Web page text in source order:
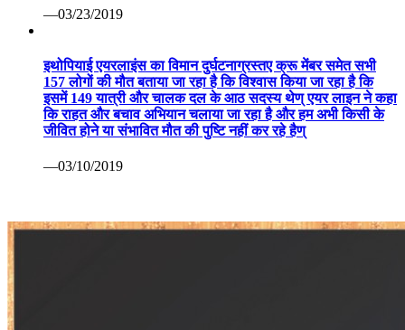
—03/23/2019
इथोपियाई एयरलाइंस का विमान दुर्घटनाग्रस्तए क्रू मेंबर समेत सभी
157 लोगों की मौत बताया जा रहा है कि विश्वास किया जा रहा है कि
इसमें 149 यात्री और चालक दल के आठ सदस्य थेण् एयर लाइन ने कहा
कि राहत और बचाव अभियान चलाया जा रहा है और हम अभी किसी के
जीवित होने या संभावित मौत की पुष्टि नहीं कर रहे हैण्
—03/10/2019